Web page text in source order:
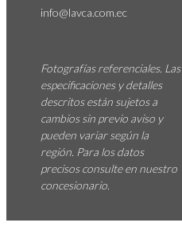
info@lavca.com.ec
Fotografías referenciales. Las
especificaciones y detalles
descritos están sujetos a
cambios sin previo aviso y
pueden variar según la
región. Para los datos
precisos consulte en nuestro
concesionario.